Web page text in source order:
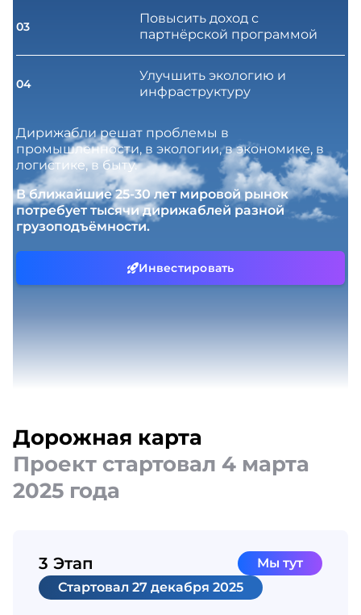
03
Повысить доход с
партнёрской программой
04
Улучшить экологию и
инфраструктуру
Дирижабли решат проблемы в
промышленности, в экологии, в экономике, в
логистике, в быту.
В ближайшие 25-30 лет мировой рынок
потребует тысячи дирижаблей разной
грузоподъёмности.
Инвестировать
Дорожная карта
Проект стартовал 4 марта
2025 года
3 Этап
Мы тут
Cтартовал 27 декабря 2025